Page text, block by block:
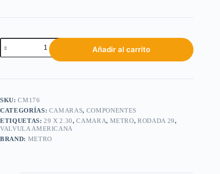
Añadir al carrito
SKU:CM176
CATEGORÍAS: CAMARAS, COMPONENTES
ETIQUETAS: 29 X 2.30,CAMARA, METRO,RODADA 29,
VALVULA AMERICANA
BRAND: METRO